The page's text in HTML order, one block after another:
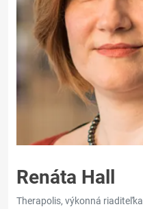
Renáta Hall
Therapolis, výkonná riaditeľka